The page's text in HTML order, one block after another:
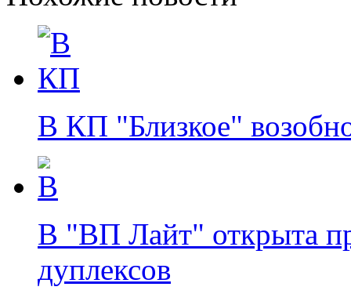
В КП "Близкое"
В "ВП Лайт" открыта
дуплексов